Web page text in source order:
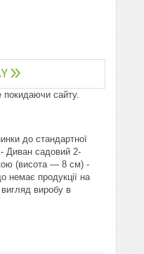
покидаючи сайту.
до стандартної
Диван садовий 2-
(висота — 8 см) -
немає продукції на
вигляд виробу в